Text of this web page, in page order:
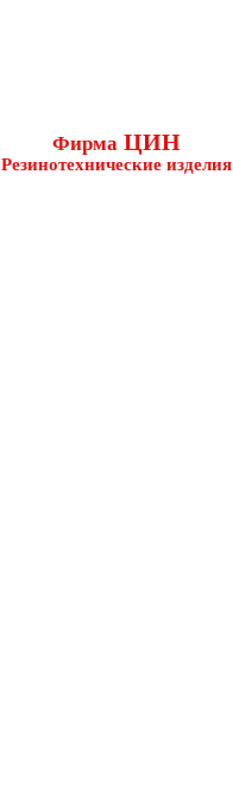
Фирма ЦИН
Резинотехнические изделия